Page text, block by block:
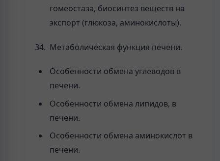
гомеостаза, биосинтез веществ на
экспорт (глюкоза, аминокислоты).
Метаболическая функция печени.
Особенности обмена углеводов в
печени.
Особенности обмена липидов, в
печени.
Особенности обмена аминокислот в
печени.